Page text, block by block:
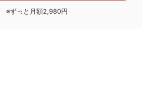
※ずっと月額2,980円